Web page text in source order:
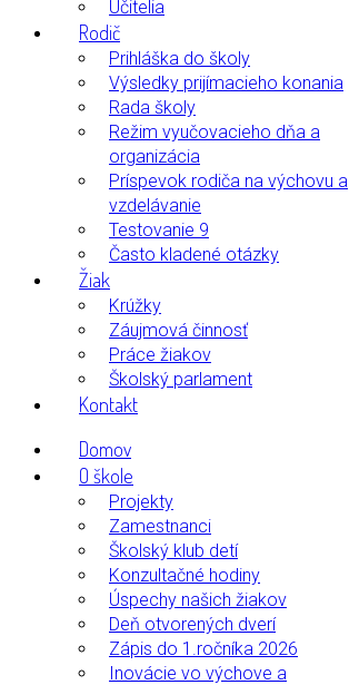
Učitelia
Rodič
Prihláška do školy
Výsledky prijímacieho konania
Rada školy
Režim vyučovacieho dňa a
organizácia
Príspevok rodiča na výchovu a
vzdelávanie
Testovanie 9
Často kladené otázky
Žiak
Krúžky
Záujmová činnosť
Práce žiakov
Školský parlament
Kontakt
Domov
O škole
Projekty
Zamestnanci
Školský klub detí
Konzultačné hodiny
Úspechy našich žiakov
Deň otvorených dverí
Zápis do 1.ročníka 2026
Inovácie vo výchove a